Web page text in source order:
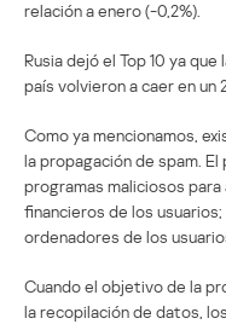
relación a enero (-0,2%).
Rusia dejó el Top 10 ya
país volvieron a caer en un
Como ya mencionamos,
la propagación de spam.
programas maliciosos
financieros de los
ordenadores de los
Cuando el objetivo de la
la recopilación de datos,